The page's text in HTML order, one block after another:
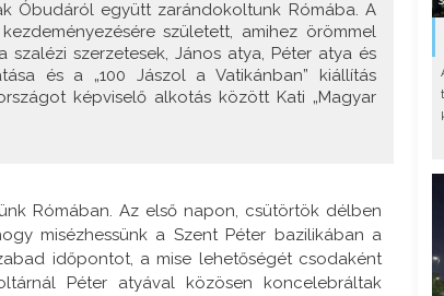
Óbudáról együtt zarándokoltunk Rómába. A
született, amihez örömmel
szerzetesek, János atya, Péter atya és
és a „100 Jászol a Vatikánban” kiállítás
képviselő alkotás között Kati „Magyar
Rómában. Az első napon, csütörtök délben
misézhessünk a Szent Péter bazilikában a
időpontot, a mise lehetőségét csodaként
Péter atyával közösen koncelebráltak